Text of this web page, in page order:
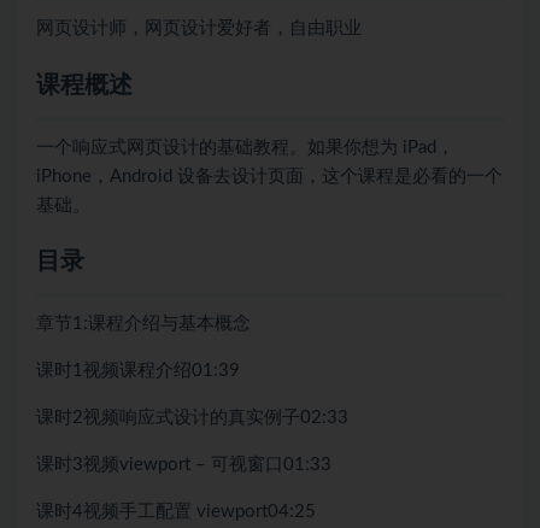
网页设计师，网页设计爱好者，自由职业
课程概述
一个响应式网页设计的基础教程。如果你想为 iPad，
iPhone，Android 设备去设计页面，这个课程是必看的一个
基础。
目录
章节1:课程介绍与基本概念
课时1 视频课程介绍 01:39
课时2视频 响应式设计的真实例子 02:33
课时3视频viewport – 可视窗口 01:33
课时4视频手工配置 viewport04:25